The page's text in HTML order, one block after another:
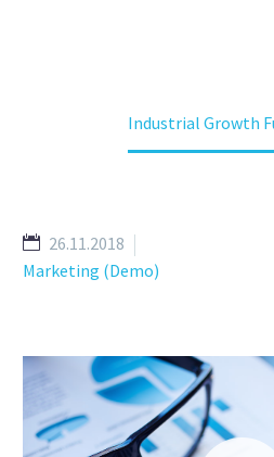
Industrial Growth
26.11.2018
Marketing (Demo)